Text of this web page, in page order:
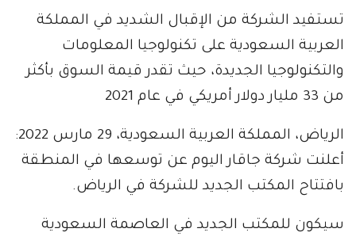
تستفيد الشركة من الإقبال الشديد في المملكة
العربية السعودية على تكنولوجيا المعلومات
والتكنولوجيا الجديدة، حيث تقدر قيمة السوق بأكثر
من 33 مليار دولار أمريكي في عام 2021
الرياض، المملكة العربية السعودية، 29 مارس 2022:
أعلنت شركة جاقار اليوم عن توسعها في المنطقة
بافتتاح المكتب الجديد للشركة في الرياض.
سيكون للمكتب الجديد في العاصمة السعودية